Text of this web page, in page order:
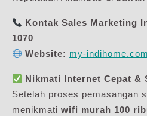
Kontak Sales Marketing
1070
Website: my-indihome.com
Nikmati Internet Cepat &
Setelah proses pemasangan
menikmati wifi murah 100